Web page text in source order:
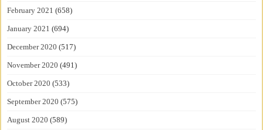
February 2021 (658)
January 2021 (694)
December 2020 (517)
November 2020 (491)
October 2020 (533)
September 2020 (575)
August 2020 (589)